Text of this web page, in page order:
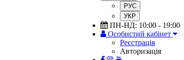
РУС
УКР
ПН-НД: 10:00 - 19:00
Особистий кабінет
Реєстрація
Авторизація